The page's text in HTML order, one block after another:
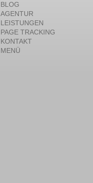
BLOG
AGENTUR
LEISTUNGEN
PAGE TRACKING
KONTAKT
MENÜ